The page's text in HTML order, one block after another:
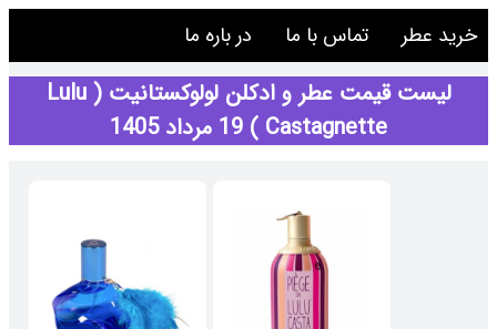
خرید عطر تماس با ما در باره ما
لیست قیمت عطر و ادکلن لولوکستانیت ( Lulu
Castagnette ) 19 مرداد 1405